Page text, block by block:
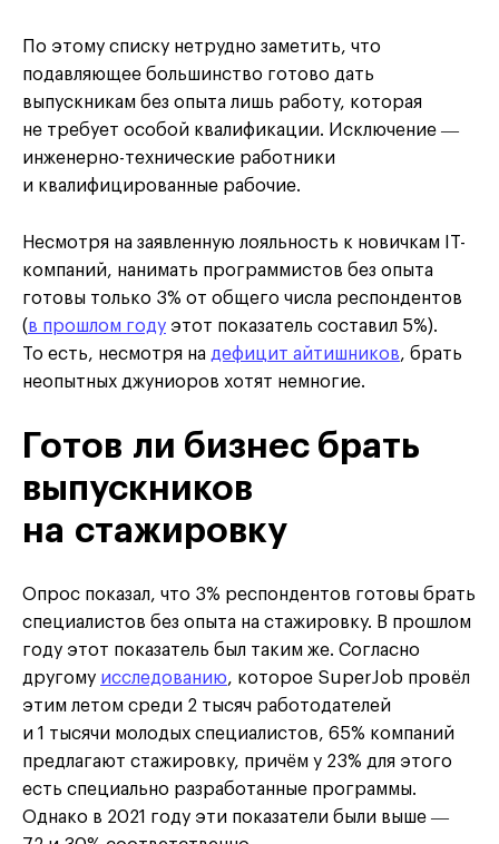
По этому списку нетрудно заметить, что
подавляющее большинство готово дать
выпускникам без опыта лишь работу, которая
не требует особой квалификации. Исключение ―
инженерно-технические работники
и квалифицированные рабочие.
Несмотря на заявленную лояльность к новичкам IT-
компаний, нанимать программистов без опыта
готовы только 3% от общего числа респондентов
(в прошлом году этот показатель составил 5%).
То есть, несмотря на дефицит айтишников, брать
неопытных джуниоров хотят немногие.
Готов ли бизнес брать
выпускников
на стажировку
Опрос показал, что 3% респондентов готовы брать
специалистов без опыта на стажировку. В прошлом
году этот показатель был таким же. Согласно
другому исследованию, которое SuperJob провёл
этим летом среди 2 тысяч работодателей
и 1 тысячи молодых специалистов, 65% компаний
предлагают стажировку, причём у 23% для этого
есть специально разработанные программы.
Однако в 2021 году эти показатели были выше ―